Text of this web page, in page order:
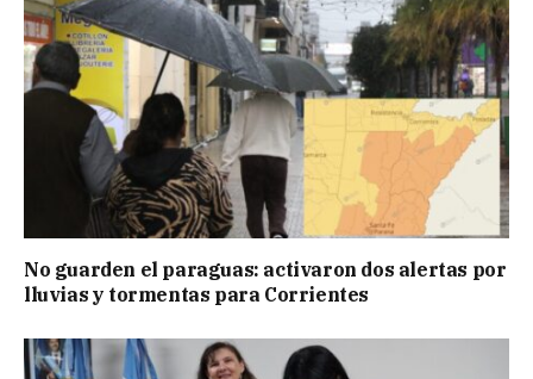
No guarden el paraguas: activaron dos alertas por
lluvias y tormentas para Corrientes